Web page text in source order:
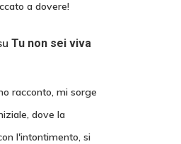
a dovere!
Tu non sei viva
racconto, mi sorge
dove la
l'intontimento, si